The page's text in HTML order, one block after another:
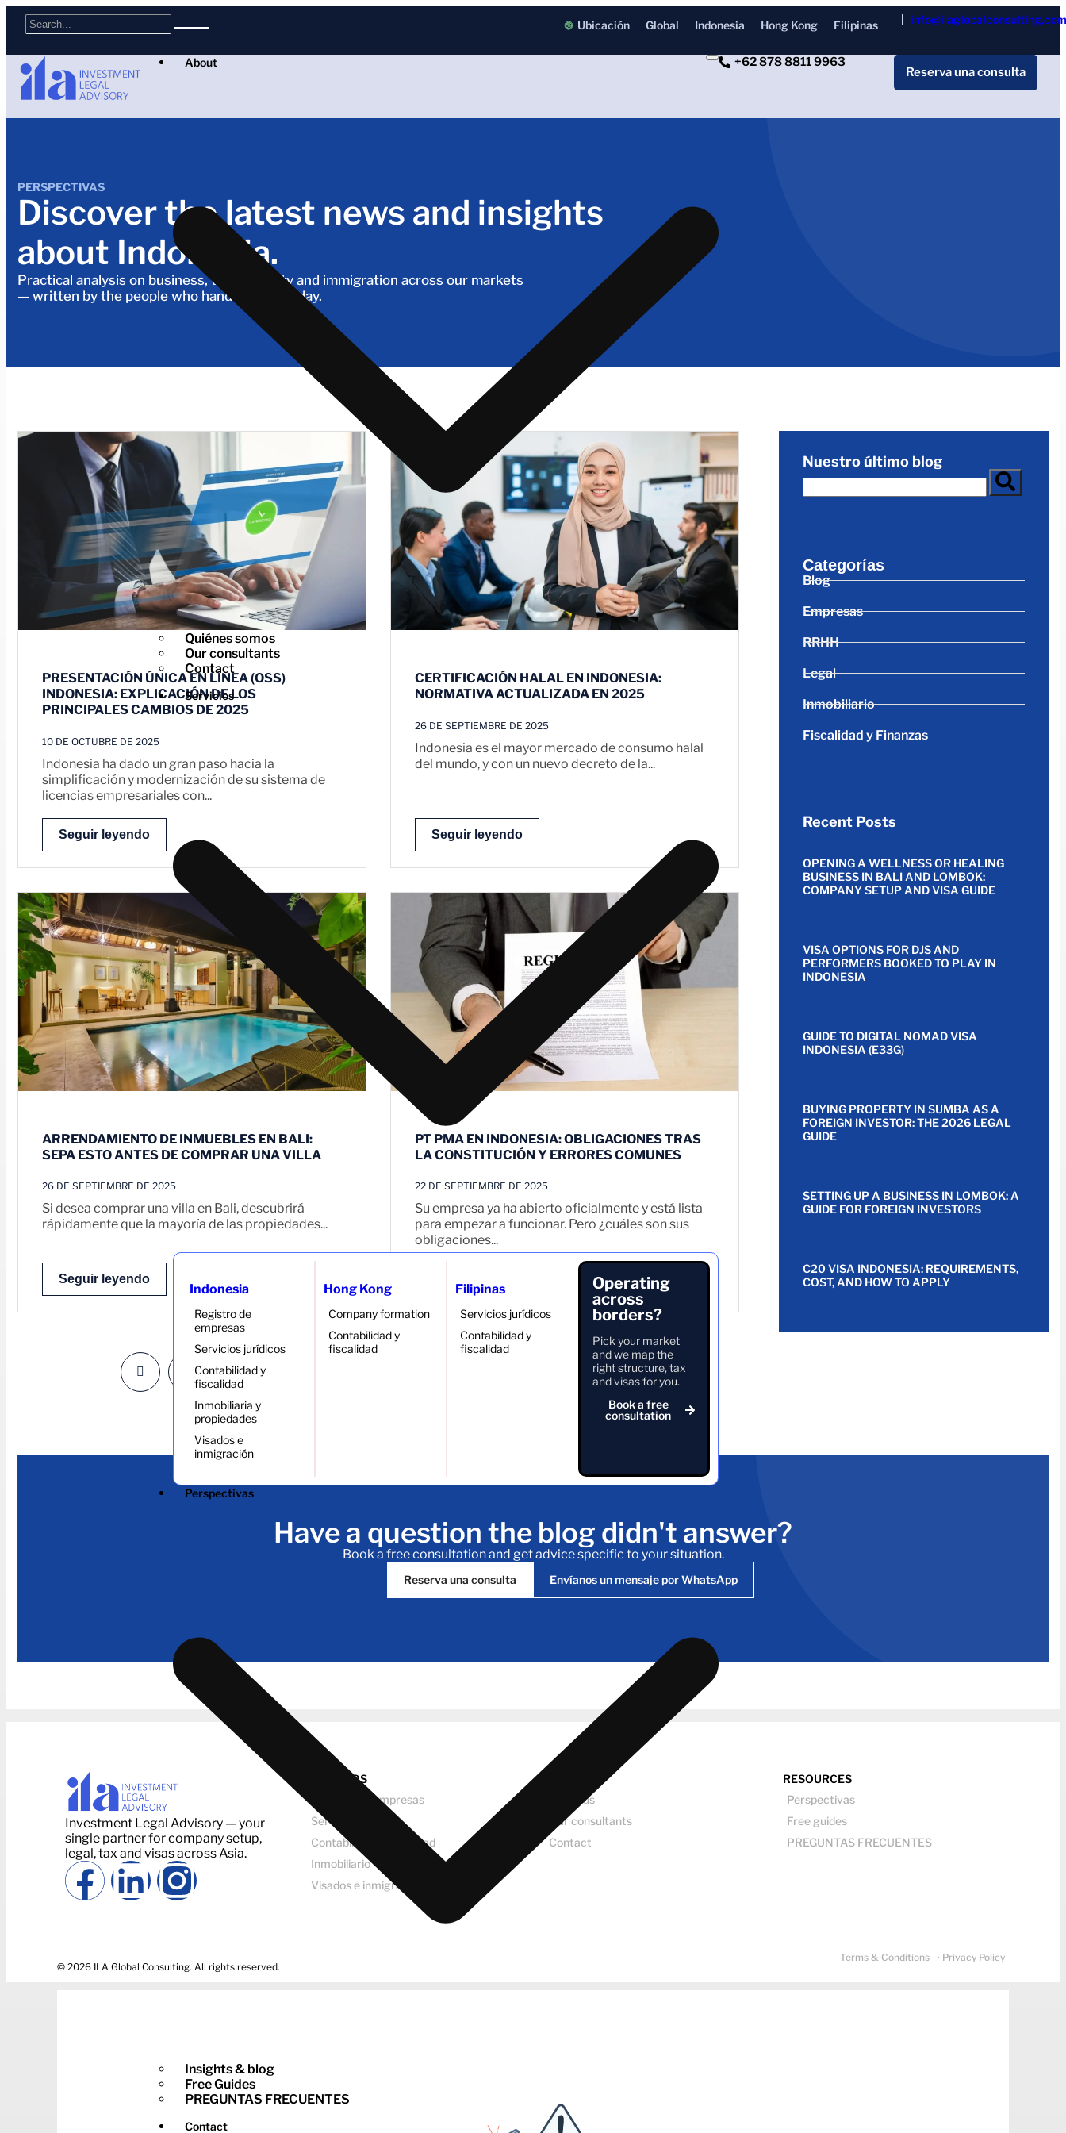
Ubicación Global Indonesia Hong Kong Filipinas info@ilaglobalconsulting.com
About
Quiénes somos
Our consultants
Contact
Servicios
Indonesia
Registro de
empresas
Servicios jurídicos
Contabilidad y
fiscalidad
Inmobiliaria y
propiedades
Visados e
inmigración
Hong Kong
Company formation
Contabilidad y
fiscalidad
Filipinas
Servicios jurídicos
Contabilidad y
fiscalidad
Operating
across
borders?
Pick your market
and we map the
right structure, tax
and visas for you.
Book a free
consultation
Perspectivas
Insights & blog
Free Guides
PREGUNTAS FRECUENTES
Contact
+62 878 8811 9963
Reserva una consulta
PERSPECTIVAS
Discover the latest news and insights
about Indonesia.
Practical analysis on business, tax, property and immigration across our markets
— written by the people who handle it every day.
PRESENTACIÓN ÚNICA EN LÍNEA (OSS)
INDONESIA: EXPLICACIÓN DE LOS
PRINCIPALES CAMBIOS DE 2025
10 DE OCTUBRE DE 2025
Indonesia ha dado un gran paso hacia la
simplificación y modernización de su sistema de
licencias empresariales con...
Seguir leyendo
CERTIFICACIÓN HALAL EN INDONESIA:
NORMATIVA ACTUALIZADA EN 2025
26 DE SEPTIEMBRE DE 2025
Indonesia es el mayor mercado de consumo halal
del mundo, y con un nuevo decreto de la...
Seguir leyendo
ARRENDAMIENTO DE INMUEBLES EN BALI:
SEPA ESTO ANTES DE COMPRAR UNA VILLA
26 DE SEPTIEMBRE DE 2025
Si desea comprar una villa en Bali, descubrirá
rápidamente que la mayoría de las propiedades...
Seguir leyendo
PT PMA EN INDONESIA: OBLIGACIONES TRAS
LA CONSTITUCIÓN Y ERRORES COMUNES
22 DE SEPTIEMBRE DE 2025
Su empresa ya ha abierto oficialmente y está lista
para empezar a funcionar. Pero ¿cuáles son sus
obligaciones...
…
Nuestro último blog
Categorías
Blog
Empresas
RRHH
Legal
Inmobiliario
Fiscalidad y Finanzas
Recent Posts
OPENING A WELLNESS OR HEALING
BUSINESS IN BALI AND LOMBOK:
COMPANY SETUP AND VISA GUIDE
VISA OPTIONS FOR DJS AND
PERFORMERS BOOKED TO PLAY IN
INDONESIA
GUIDE TO DIGITAL NOMAD VISA
INDONESIA (E33G)
BUYING PROPERTY IN SUMBA AS A
FOREIGN INVESTOR: THE 2026 LEGAL
GUIDE
SETTING UP A BUSINESS IN LOMBOK: A
GUIDE FOR FOREIGN INVESTORS
C20 VISA INDONESIA: REQUIREMENTS,
COST, AND HOW TO APPLY
Have a question the blog didn't answer?
Book a free consultation and get advice specific to your situation.
Reserva una consulta Envíanos un mensaje por WhatsApp
Investment Legal Advisory — your
single partner for company setup,
legal, tax and visas across Asia.
SERVICIOS
Registro de empresas
Servicios jurídicos
Contabilidad y fiscalidad
Inmobiliario
Visados e inmigración
About us
Our consultants
Contact
RESOURCES
Perspectivas
Free guides
PREGUNTAS FRECUENTES
© 2026 ILA Global Consulting. All rights reserved.
Terms & Conditions · Privacy Policy